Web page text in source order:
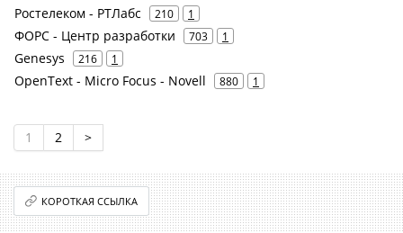
Ростелеком - РТЛабс 210 1
ФОРС - Центр разработки 703 1
Genesys 216 1
OpenText - Micro Focus - Novell 880 1
1 2 >
КОРОТКАЯ ССЫЛКА